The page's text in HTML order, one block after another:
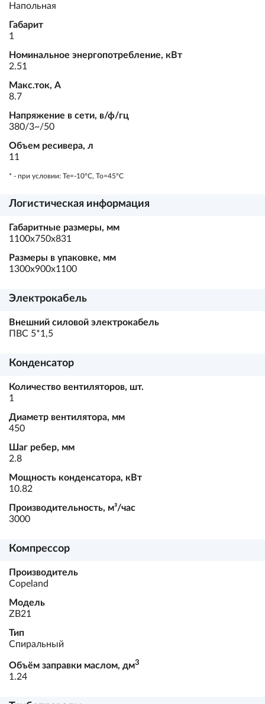
Напольная
Габарит
1
Номинальное энергопотребление, кВт
2.51
Макс.ток, А
8.7
Напряжение в сети, в/ф/гц
380/3~/50
Объем ресивера, л
11
* - при условии: Te=-10ºC, To=45ºC
Логистическая информация
Габаритные размеры, мм
1100х750х831
Размеры в упаковке, мм
1300х900х1100
Электрокабель
Внешний силовой электрокабель
ПВС 5*1,5
Конденсатор
Количество вентиляторов, шт.
1
Диаметр вентилятора, мм
450
Шаг ребер, мм
2.8
Мощность конденсатора, кВт
10.82
Производительность, м³/час
3000
Компрессор
Производитель
Copeland
Модель
ZB21
Тип
Спиральный
Объём заправки маслом, дм3
1.24